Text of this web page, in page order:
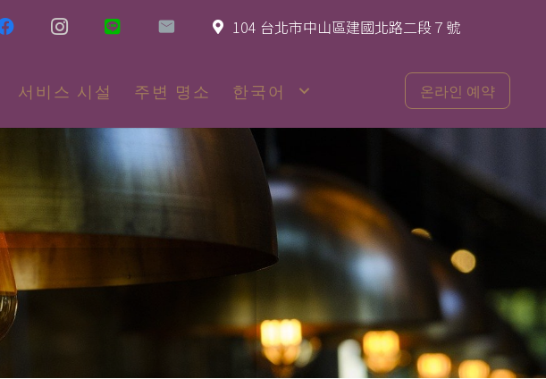
104 台北市中山區建國北路二段７號
서비스 시설 주변 명소 한국어 온라인 예약